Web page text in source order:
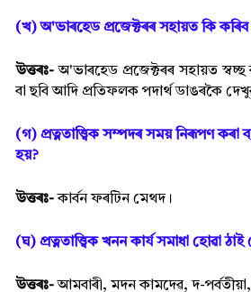
(খ) অ'ভাৰহেড প্ৰজেক্টৰৰ সহায়ত কি কৰিব
উত্তৰঃ-অ'ভাৰহেড প্ৰজেক্টৰৰ সহায়ত
বা ছবি আদি প্ৰতিফলক পদাৰ্থ ডাঙৰকৈ
(গ) প্ৰত্নতাত্ত্বিক সম্পদৰ সময় নিৰূপণ কৰা
হয়?
উত্তৰঃ-কাৰ্বন ফৰটিন মেথদ।
(ঘ) প্ৰত্নতাত্ত্বিক খনন কাৰ্য সমাধা হোৱা
উত্তৰঃ-আমবাৰী, মদন কামদেৱ, দ-পৰ্বতীয়া,